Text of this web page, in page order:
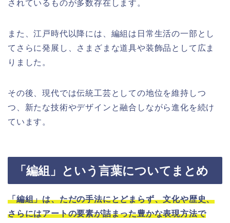
されているものが多数存在します。
また、江戸時代以降には、編組は日常生活の一部とし
てさらに発展し、さまざまな道具や装飾品として広ま
りました。
その後、現代では伝統工芸としての地位を維持しつ
つ、新たな技術やデザインと融合しながら進化を続け
ています。
「編組」という言葉についてまとめ
「編組」は、ただの手法にとどまらず、文化や歴史、
さらにはアートの要素が詰まった豊かな表現方法で